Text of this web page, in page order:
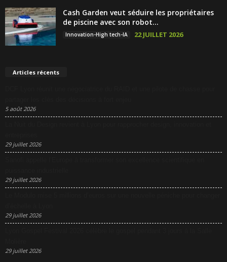
Cash Garden veut séduire les propriétaires
de piscine avec son robot...
Innovation-High tech-IA 22 JUILLET 2026
Articles récents
5 août 2026
29 juillet 2026
29 juillet 2026
29 juillet 2026
29 juillet 2026